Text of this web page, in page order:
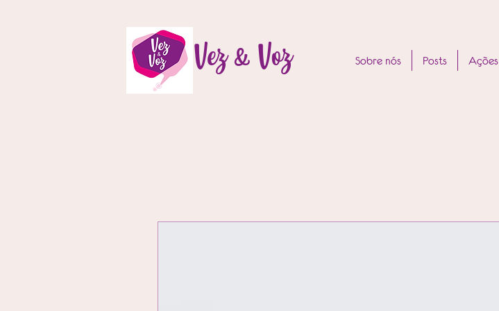
Vez & Voz Sobre nós Posts Ações